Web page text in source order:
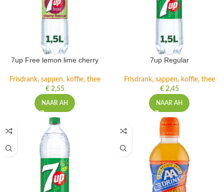
7up Free lemon lime cherry
Frisdrank, sappen, koffie, thee
€2,55
NAAR AH
7up Regular
Frisdrank, sappen, koffie, thee
€2,45
NAAR AH